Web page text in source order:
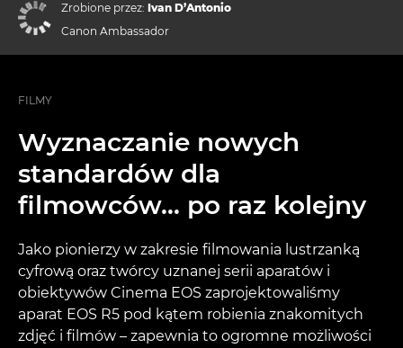
FILMY
Wyznaczanie nowych
standardów dla
filmowców… po raz kolejny
Jako pionierzy w zakresie filmowania lustrzanką
cyfrową oraz twórcy uznanej serii aparatów i
obiektywów Cinema EOS zaprojektowaliśmy
aparat EOS R5 pod kątem robienia znakomitych
zdjęć i filmów – zapewnia to ogromne możliwości
Zrobione przez: Ivan D’Antonio
Canon Ambassador